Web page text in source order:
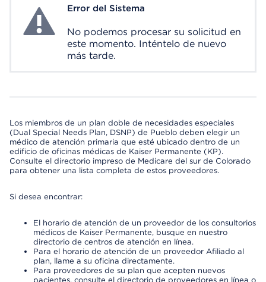
System ErrorError del Sistema
No podemos procesar su solicitud en
este momento. Inténtelo de nuevo
más tarde.
Los miembros de un plan doble de necesidades especiales
(Dual Special Needs Plan, DSNP) de Pueblo deben elegir un
médico de atención primaria que esté ubicado dentro de un
edificio de oficinas médicas de Kaiser Permanente (KP).
Consulte el directorio impreso de Medicare del sur de Colorado
para obtener una lista completa de estos proveedores.
Si desea encontrar:
El horario de atención de un proveedor de los consultorios
médicos de Kaiser Permanente, busque en nuestro
directorio de centros de atención en línea.
Para el horario de atención de un proveedor Afiliado al
plan, llame a su oficina directamente.
Para proveedores de su plan que acepten nuevos
pacientes, consulte el directorio de proveedores en línea o